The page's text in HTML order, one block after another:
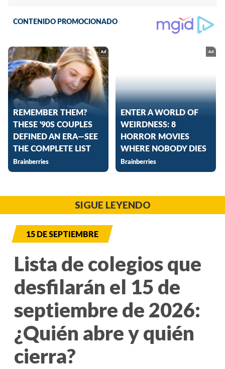
SIGUE LEYENDO
15 DE SEPTIEMBRE
Lista de colegios que
desfilarán el 15 de
septiembre de 2026:
¿Quién abre y quién
cierra?